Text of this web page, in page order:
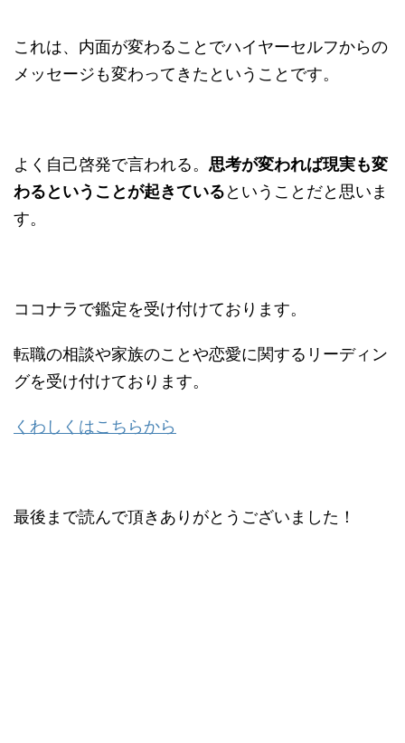
これは、内面が変わることでハイヤーセルフからの
メッセージも変わってきたということです。
よく自己啓発で言われる。 思考が変われば現実も変
わるということが起きているということだと思いま
す。
ココナラで鑑定を受け付けております。
転職の相談や家族のことや恋愛に関するリーディン
グを受け付けております。
くわしくはこちらから
最後まで読んで頂きありがとうございました！